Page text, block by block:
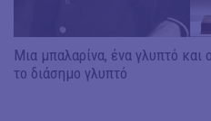
Μια μπαλαρίνα, ένα γλυπτό
το διάσημο γλυπτό